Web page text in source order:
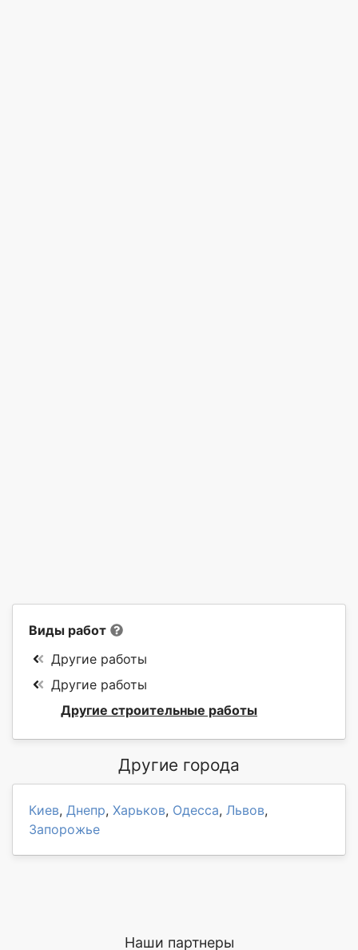
Виды работ
Другие работы
Другие работы
Другие строительные работы
Другие города
Киев, Днепр, Харьков, Одесса, Львов,
Запорожье
Наши партнеры